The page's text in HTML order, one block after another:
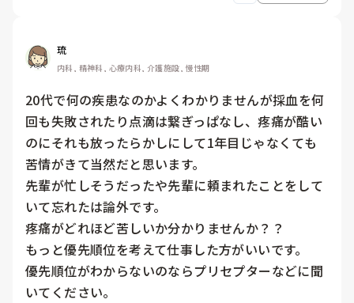
琉
内科, 精神科, 心療内科, 介護施設, 慢性期
20代で何の疾患なのかよくわかりませんが採血を何
回も失敗されたり点滴は繋ぎっぱなし、疼痛が酷い
のにそれも放ったらかしにして1年目じゃなくても
苦情がきて当然だと思います。
先輩が忙しそうだったや先輩に頼まれたことをして
いて忘れたは論外です。
疼痛がどれほど苦しいか分かりませんか？？
もっと優先順位を考えて仕事した方がいいです。
優先順位がわからないのならプリセプターなどに聞
いてください。